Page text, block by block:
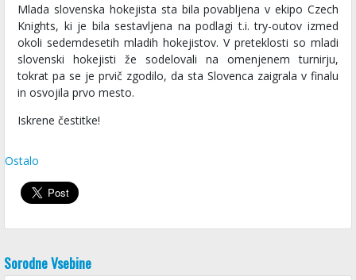
Mlada slovenska hokejista sta bila povabljena v ekipo Czech
Knights, ki je bila sestavljena na podlagi t.i. try-outov izmed
okoli sedemdesetih mladih hokejistov. V preteklosti so mladi
slovenski hokejisti že sodelovali na omenjenem turnirju,
tokrat pa se je prvič zgodilo, da sta Slovenca zaigrala v finalu
in osvojila prvo mesto.
Iskrene čestitke!
Ostalo
Sorodne Vsebine